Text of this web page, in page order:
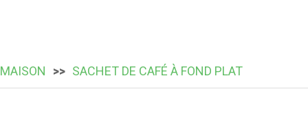
MAISON SACHET DE CAFÉ À FOND PLAT